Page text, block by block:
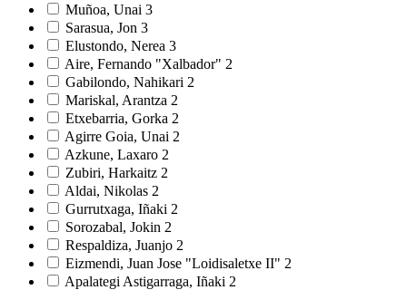
Muñoa, Unai 3
Sarasua, Jon 3
Elustondo, Nerea 3
Aire, Fernando "Xalbador" 2
Gabilondo, Nahikari 2
Mariskal, Arantza 2
Etxebarria, Gorka 2
Agirre Goia, Unai 2
Azkune, Laxaro 2
Zubiri, Harkaitz 2
Aldai, Nikolas 2
Gurrutxaga, Iñaki 2
Sorozabal, Jokin 2
Respaldiza, Juanjo 2
Eizmendi, Juan Jose "Loidisaletxe II" 2
Apalategi Astigarraga, Iñaki 2